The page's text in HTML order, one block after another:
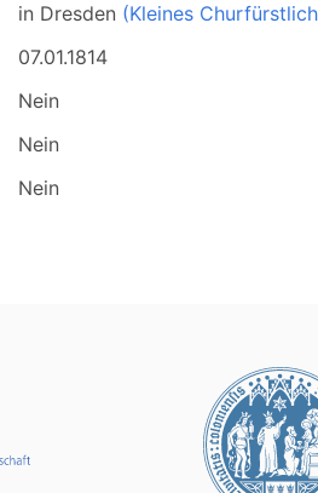
in Dresden (Kleines
07.01.1814
Nein
Nein
Nein